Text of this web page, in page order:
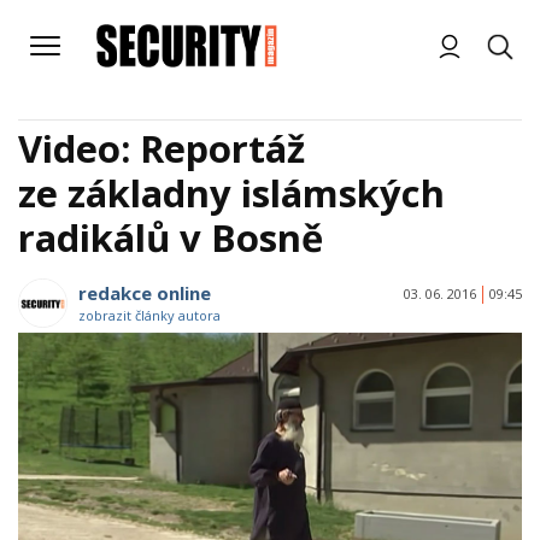
Video: Reportáž
ze základny islámských
radikálů v Bosně
redakce online
zobrazit články autora
03. 06. 2016 09:45